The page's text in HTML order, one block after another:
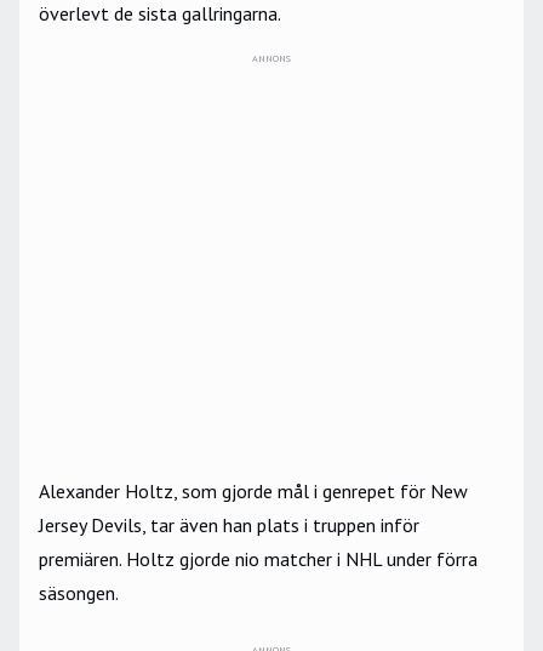
överlevt de sista gallringarna.
ANNONS
Alexander Holtz, som gjorde mål i genrepet för New
Jersey Devils, tar även han plats i truppen inför
premiären. Holtz gjorde nio matcher i NHL under förra
säsongen.